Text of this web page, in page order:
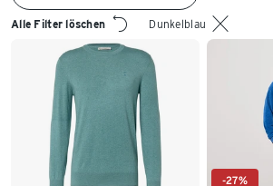
Alle Filter löschen Dunkelblau
-27%